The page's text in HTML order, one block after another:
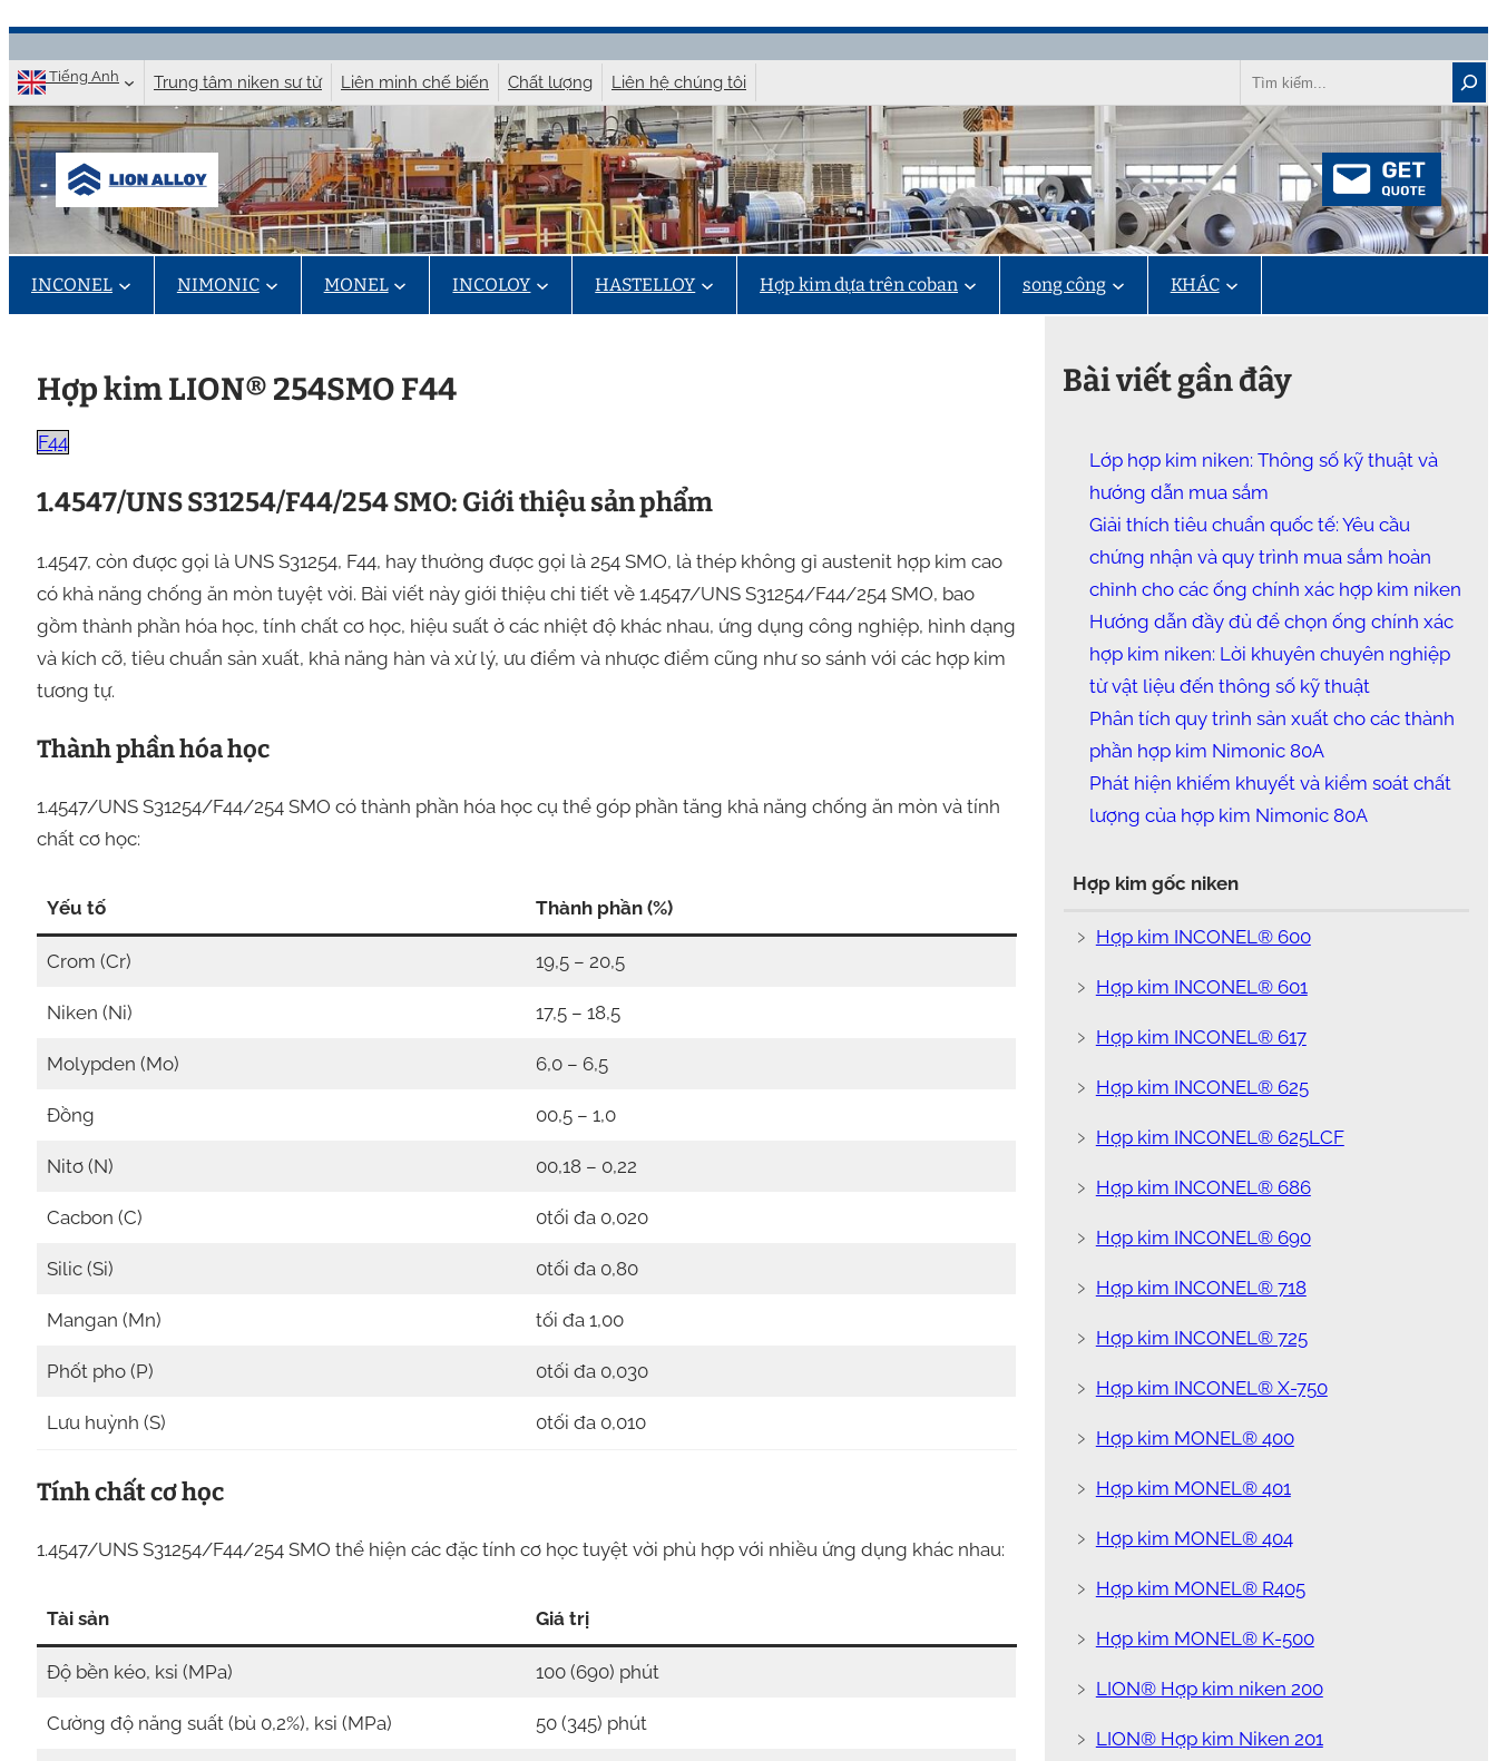
đến
nội
dung
Tiếng Anh Trung tâm niken sư tử Liên minh chế biến Chất lượng Liên hệ chúng tôi
Tìm
kiếm
INCONEL NIMONIC MONEL INCOLOY HASTELLOY Hợp kim dựa trên coban song công KHÁC
Hợp kim LION® 254SMO F44
F44
1.4547/UNS S31254/F44/254 SMO: Giới thiệu sản phẩm
1.4547, còn được gọi là UNS S31254, F44, hay thường được gọi là 254 SMO, là thép không gỉ austenit hợp kim cao
có khả năng chống ăn mòn tuyệt vời. Bài viết này giới thiệu chi tiết về 1.4547/UNS S31254/F44/254 SMO, bao
gồm thành phần hóa học, tính chất cơ học, hiệu suất ở các nhiệt độ khác nhau, ứng dụng công nghiệp, hình dạng
và kích cỡ, tiêu chuẩn sản xuất, khả năng hàn và xử lý, ưu điểm và nhược điểm cũng như so sánh với các hợp kim
tương tự.
Thành phần hóa học
1.4547/UNS S31254/F44/254 SMO có thành phần hóa học cụ thể góp phần tăng khả năng chống ăn mòn và tính
chất cơ học:
Yếu tố Thành phần (%)
Crom (Cr) 19,5 – 20,5
Niken (Ni) 17,5 – 18,5
Molypden (Mo) 6,0 – 6,5
Đồng 00,5 – 1,0
Nitơ (N) 00,18 – 0,22
Cacbon (C) 0tối đa 0,020
Silic (Si) 0tối đa 0,80
Mangan (Mn) tối đa 1,00
Phốt pho (P) 0tối đa 0,030
Lưu huỳnh (S) 0tối đa 0,010
Tính chất cơ học
1.4547/UNS S31254/F44/254 SMO thể hiện các đặc tính cơ học tuyệt vời phù hợp với nhiều ứng dụng khác nhau:
Tài sản Giá trị
Độ bền kéo, ksi (MPa) 100 (690) phút
Cường độ năng suất (bù 0,2%), ksi (MPa) 50 (345) phút
Bài viết gần đây
Lớp hợp kim niken: Thông số kỹ thuật và
hướng dẫn mua sắm
Giải thích tiêu chuẩn quốc tế: Yêu cầu
chứng nhận và quy trình mua sắm hoàn
chỉnh cho các ống chính xác hợp kim niken
Hướng dẫn đầy đủ để chọn ống chính xác
hợp kim niken: Lời khuyên chuyên nghiệp
từ vật liệu đến thông số kỹ thuật
Phân tích quy trình sản xuất cho các thành
phần hợp kim Nimonic 80A
Phát hiện khiếm khuyết và kiểm soát chất
lượng của hợp kim Nimonic 80A
Hợp kim gốc niken
﹥ Hợp kim INCONEL® 600
﹥ Hợp kim INCONEL® 601
﹥ Hợp kim INCONEL® 617
﹥ Hợp kim INCONEL® 625
﹥ Hợp kim INCONEL® 625LCF
﹥ Hợp kim INCONEL® 686
﹥ Hợp kim INCONEL® 690
﹥ Hợp kim INCONEL® 718
﹥ Hợp kim INCONEL® 725
﹥ Hợp kim INCONEL® X-750
﹥ Hợp kim MONEL® 400
﹥ Hợp kim MONEL® 401
﹥ Hợp kim MONEL® 404
﹥ Hợp kim MONEL® R405
﹥ Hợp kim MONEL® K-500
﹥ LION® Hợp kim niken 200
﹥ LION® Hợp kim Niken 201